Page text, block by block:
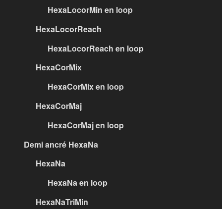
HexaLocorMin en loop
HexaLocorReach
HexaLocorReach en loop
HexaCorMix
HexaCorMix en loop
HexaCorMaj
HexaCorMaj en loop
Demi ancré HexaNa
HexaNa
HexaNa en loop
HexaNaTriMin